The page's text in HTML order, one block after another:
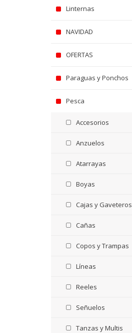
Linternas
NAVIDAD
OFERTAS
Paraguas y Ponchos
Pesca
Accesorios
Anzuelos
Atarrayas
Boyas
Cajas y Gaveteros
Cañas
Copos y Trampas
Líneas
Reeles
Señuelos
Tanzas y Multis